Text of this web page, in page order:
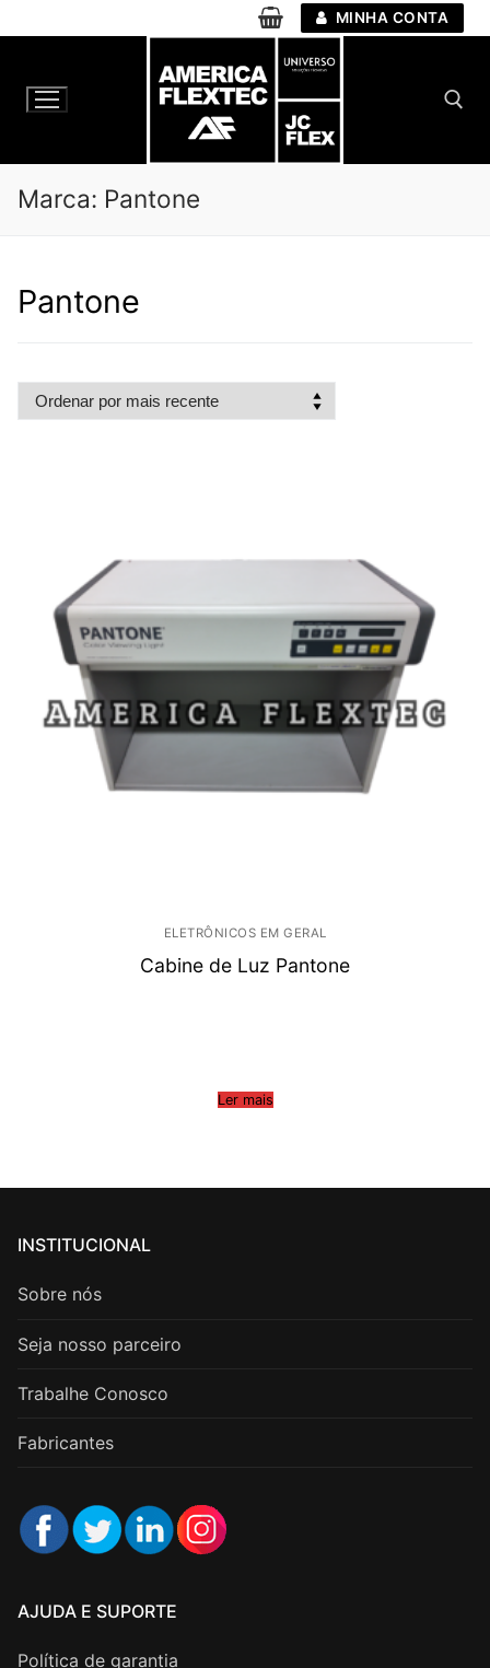
para
conteúdo
MINHA CONTA
Marca: Pantone
Pantone
ELETRÔNICOS EM GERAL
Cabine de Luz Pantone
Ler mais
INSTITUCIONAL
Sobre nós
Seja nosso parceiro
Trabalhe Conosco
Fabricantes
AJUDA E SUPORTE
Política de garantia